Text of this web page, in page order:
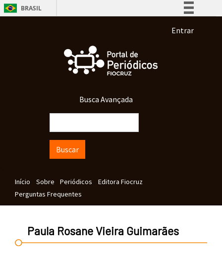
Pular para o conteúdo principal
BRASIL
Participe
Acesso à informação
Menu de
Entrar
Busca Avançada
Navegação principal
Início Sobre Periódicos
Editora Fiocruz
Perguntas Frequentes
Paula Rosane Vieira Guimarães